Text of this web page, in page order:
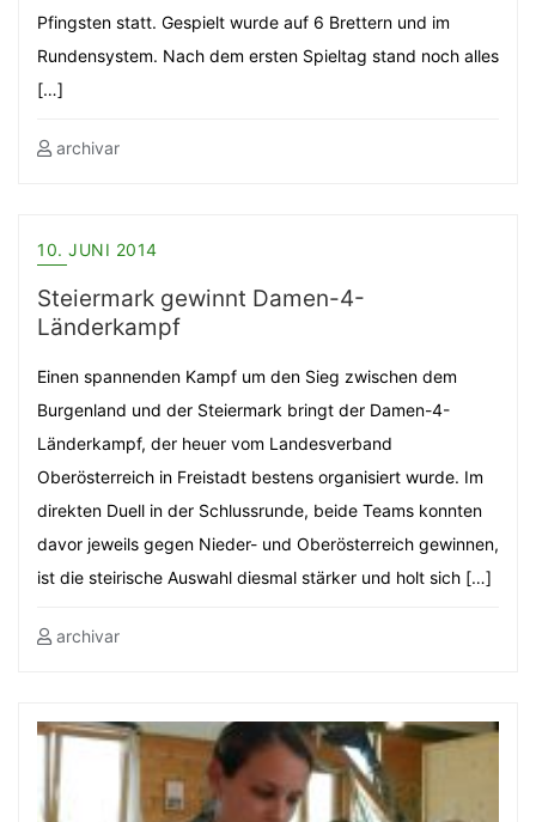
Pfingsten statt. Gespielt wurde auf 6 Brettern und im
Rundensystem. Nach dem ersten Spieltag stand noch alles
[…]
archivar
10. JUNI 2014
Steiermark gewinnt Damen-4-
Länderkampf
Einen spannenden Kampf um den Sieg zwischen dem
Burgenland und der Steiermark bringt der Damen-4-
Länderkampf, der heuer vom Landesverband
Oberösterreich in Freistadt bestens organisiert wurde. Im
direkten Duell in der Schlussrunde, beide Teams konnten
davor jeweils gegen Nieder- und Oberösterreich gewinnen,
ist die steirische Auswahl diesmal stärker und holt sich […]
archivar